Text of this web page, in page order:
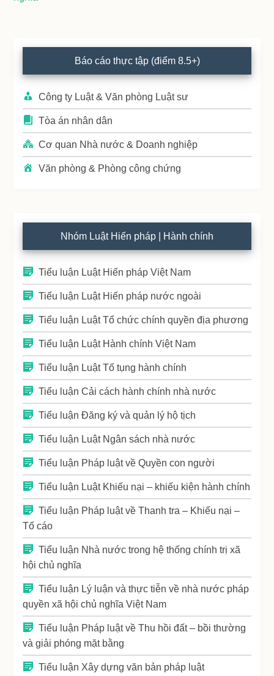
Primary
Sidebar
Báo cáo thực tập (điểm 8.5+)
Công ty Luật & Văn phòng Luật sư
Tòa án nhân dân
Cơ quan Nhà nước & Doanh nghiệp
Văn phòng & Phòng công chứng
Nhóm Luật Hiến pháp | Hành chính
Tiểu luận Luật Hiến pháp Việt Nam
Tiểu luận Luật Hiến pháp nước ngoài
Tiểu luận Luật Tổ chức chính quyền địa phương
Tiểu luận Luật Hành chính Việt Nam
Tiểu luận Luật Tố tụng hành chính
Tiểu luận Cải cách hành chính nhà nước
Tiểu luận Đăng ký và quản lý hộ tịch
Tiểu luận Luật Ngân sách nhà nước
Tiểu luận Pháp luật về Quyền con người
Tiểu luận Luật Khiếu nại – khiếu kiện hành chính
Tiểu luận Pháp luật về Thanh tra – Khiếu nại –
Tố cáo
Tiểu luận Nhà nước trong hệ thống chính trị xã
hội chủ nghĩa
Tiểu luận Lý luận và thực tiễn về nhà nước pháp
quyền xã hội chủ nghĩa Việt Nam
Tiểu luận Pháp luật về Thu hồi đất – bồi thường
và giải phóng mặt bằng
Tiểu luận Xây dựng văn bản pháp luật